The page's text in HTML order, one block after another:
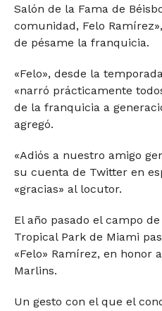
Salón de la Fama de
comunidad, Felo
de pésame la franquicia.
«Felo», desde la
«narró prácticamente
de la franquicia a
agregó.
«Adiós a nuestro amigo
su cuenta de Twitter en
«gracias» al locutor.
El año pasado el campo
Tropical Park de Miami
«Felo» Ramírez, en honor
Marlins.
Un gesto con el que el